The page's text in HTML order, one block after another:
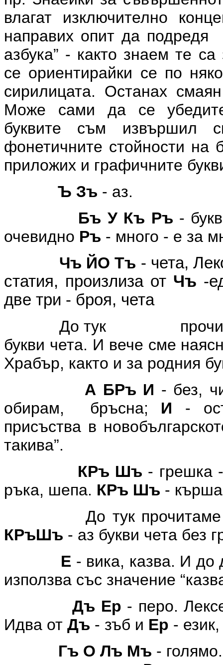
влагат изключително
направих опит да подредя
азбука” - както знаем те
се ориентирайки се по
сирилицата. Останах
Може сами да се
буквите съм извършил
фонетичните стойности на
приложих и графичните
Ъ Зъ - аз.
Бъ У Къ Ръ -
очевидно Ръ - много - е за
Чъ ЙО Тъ - чета,
статия, произлиза от Чъ -
две три - броя, чета
До тук
букви чета. И вече сме
Храбър, както и за родния
А БРъ И - без,
обирам, бръсна; И -
присъства в
такива”.
КРъ Шъ - грешка
ръка, шепа. КРъ Шъ -
До тук прочитаме
КРъШъ - аз букви чета без
Е - вика, казва. И до
използва със значение
Дъ Ер - перо.
Идва от Дъ - зъб и Ер -
Гъ О Лъ Мъ -